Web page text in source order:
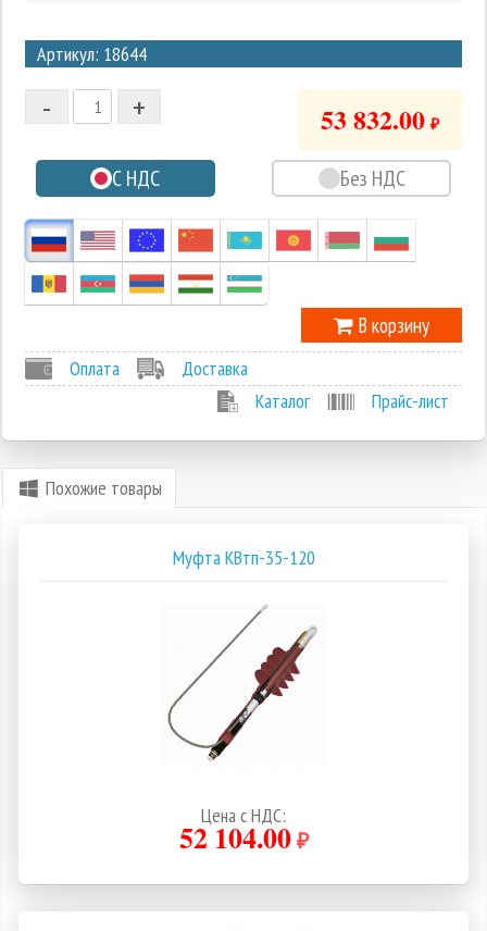
Артикул: 18644
2
1
-1
+
- 53 832.00 ₽
С НДС Без НДС
В корзину
Оплата
Доставка
Каталог
Прайс-лист
Похожие товары
Муфта КВтп-35-120
Цена с НДС:
52 104.00₽